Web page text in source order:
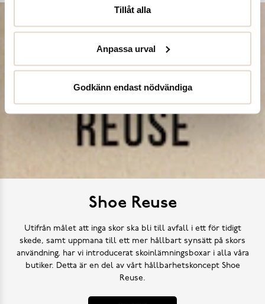
Tillåt alla
Anpassa urval
Godkänn endast nödvändiga
Shoe Reuse
Utifrån målet att inga skor ska bli till avfall i ett för tidigt
skede, samt uppmana till ett mer hållbart synsätt på skors
användning, har vi introducerat skoinlämningsboxar i alla våra
butiker. Detta är en del av vårt hållbarhetskoncept Shoe
Reuse.